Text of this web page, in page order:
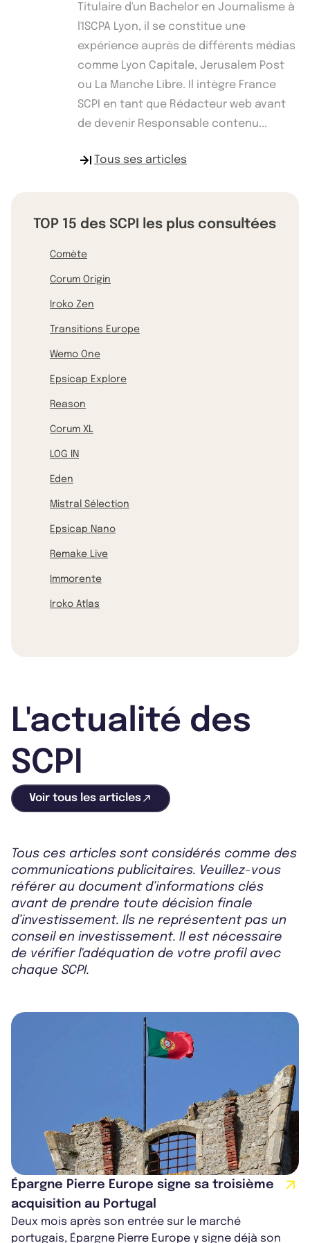
Titulaire d'un Bachelor en Journalisme à
l'ISCPA Lyon, il se constitue une
expérience auprès de différents médias
comme Lyon Capitale, Jerusalem Post
ou La Manche Libre. Il intègre France
SCPI en tant que Rédacteur web avant
de devenir Responsable contenu...
Tous ses articles
TOP 15 des SCPI les plus consultées
Comète
Corum Origin
Iroko Zen
Transitions Europe
Wemo One
Epsicap Explore
Reason
Corum XL
LOG IN
Eden
Mistral Sélection
Epsicap Nano
Remake Live
Immorente
Iroko Atlas
L'actualité des
SCPI
Voir tous les articles
Tous ces articles sont considérés comme des
communications publicitaires. Veuillez-vous
référer au document d’informations clés
avant de prendre toute décision finale
d’investissement. Ils ne représentent pas un
conseil en investissement. Il est nécessaire
de vérifier l'adéquation de votre profil avec
chaque SCPI.
Épargne Pierre Europe signe sa troisième
acquisition au Portugal
Deux mois après son entrée sur le marché
portugais, Épargne Pierre Europe y signe déjà son